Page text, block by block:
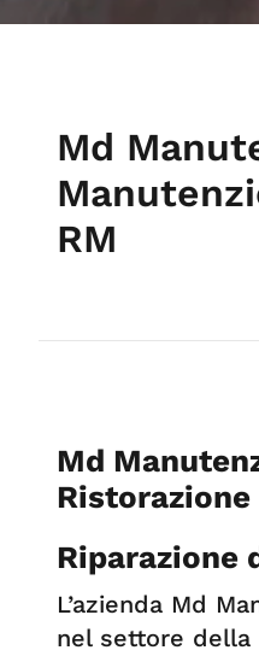
Md
RM
Md
Ristorazione
Riparazione
L’azienda Md
nel settore della